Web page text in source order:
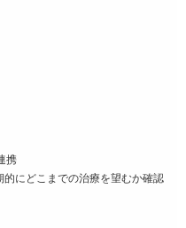
携
的にどこまでの治療を望むか確認